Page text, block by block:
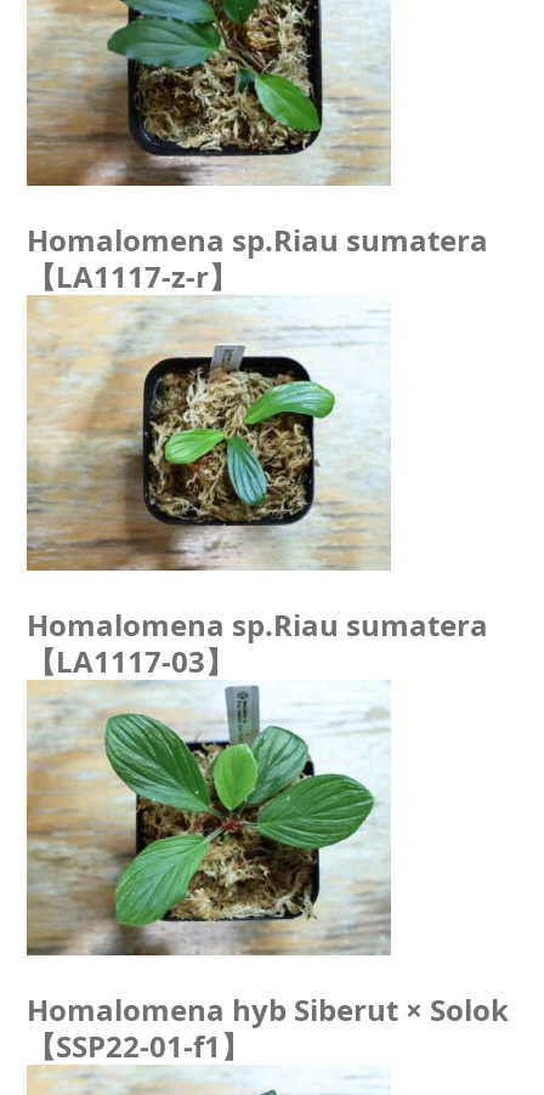
Homalomena sp.Riau sumatera
【LA1117-z-r】
Homalomena sp.Riau sumatera
【LA1117-03】
Homalomena hyb Siberut × Solok
【SSP22-01-f1】